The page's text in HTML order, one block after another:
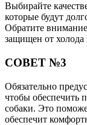
Выбирайте
которые будут
Обратите
защищен от
СОВЕТ №3
Обязательно
чтобы обеспечить
собаки. Это
обеспечит